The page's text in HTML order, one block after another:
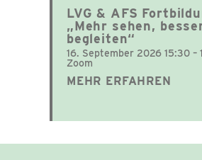
LVG & AFS
„Mehr sehen,
begleiten“
16. September 2026 15:30 –
Zoom
MEHR ERFAHREN